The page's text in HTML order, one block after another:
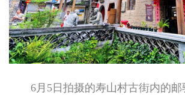
6月5日拍摄的寿山村古街内的